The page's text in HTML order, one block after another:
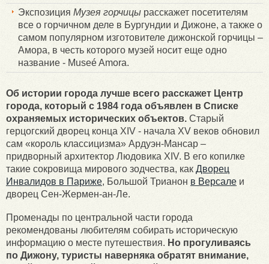
Экспозиция Музея горчицы расскажет посетителям
все о горчичном деле в Бургундии и Дижоне, а также о
самом популярном изготовителе дижонской горчицы –
Амора, в честь которого музей носит еще одно
название - Museé Amora.
Об истории города лучше всего расскажет Центр
города, который с 1984 года объявлен в Списке
охраняемых исторических объектов. Старый
герцогский дворец конца XIV - начала XV веков обновил
сам «король классицизма» Ардуэн-Мансар –
придворный архитектор Людовика XIV. В его копилке
такие сокровища мирового зодчества, как Дворец
Инвалидов в Париже, Большой Трианон в Версале и
дворец Сен-Жермен-ан-Ле.
Променады по центральной части города
рекомендованы любителям собирать историческую
информацию о месте путешествия. Но прогуливаясь
по Дижону, туристы наверняка обратят внимание,